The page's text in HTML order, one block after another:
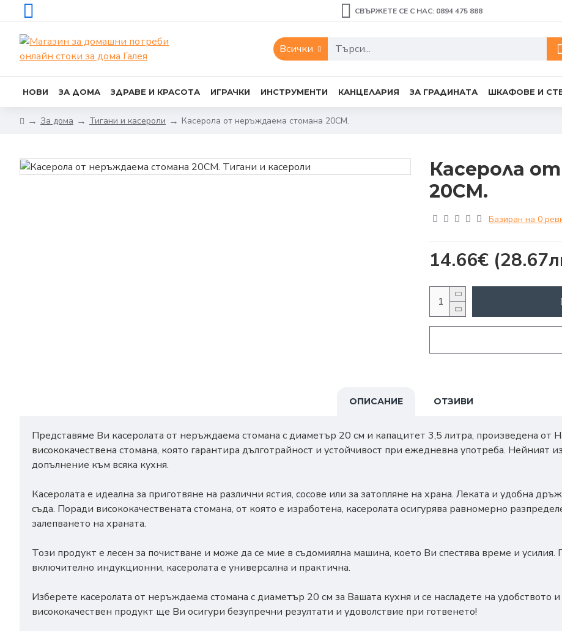
СВЪРЖЕТЕ СЕ С НАС: 0894 475 888
Всички
НОВИ ЗА ДОМА ЗДРАВЕ И КРАСОТА ИГРАЧКИ ИНСТРУМЕНТИ КАНЦЕЛАРИЯ ЗА ГРАДИНАТА ШКАФОВЕ И
За дома Тигани и касероли Касерола от неръждаема стомана 20СМ.
Касерола
20СМ.
Базиран на 0
14.66€
ОПИСАНИЕ ОТЗИВИ
Представяме Ви касеролата от неръждаема стомана с диаметър 20 см и капацитет 3,5 литра, произведена от
висококачествена стомана, която гарантира дълготрайност и устойчивост при ежедневна употреба. Нейният
допълнение към всяка кухня.
Касеролата е идеална за приготвяне на различни ястия, сосове или за затопляне на храна. Леката и удобна
съда. Поради висококачествената стомана, от която е изработена, касеролата осигурява равномерно
залепването на храната.
Този продукт е лесен за почистване и може да се мие в съдомиялна машина, което Ви спестява време и
включително индукционни, касеролата е универсална и практична.
Изберете касеролата от неръждаема стомана с диаметър 20 см за Вашата кухня и се насладете на удобството
висококачествен продукт ще Ви осигури безупречни резултати и удоволствие при готвенето!